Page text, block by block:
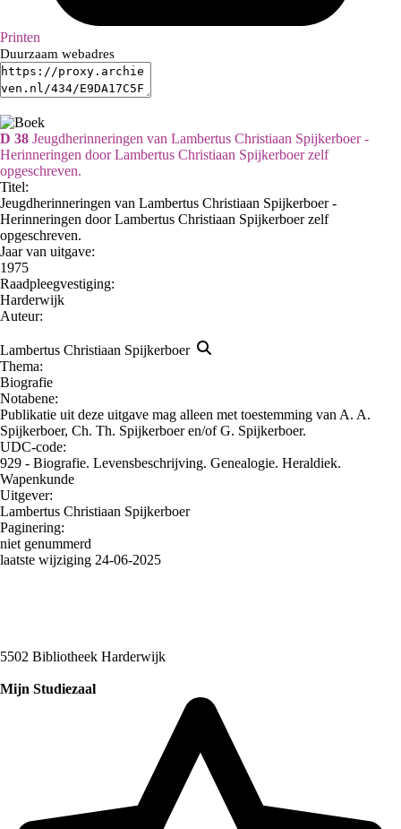
Printen
Duurzaam webadres
D 38 Jeugdherinneringen van Lambertus Christiaan Spijkerboer -
Herinneringen door Lambertus Christiaan Spijkerboer zelf
opgeschreven.
Titel:
Jeugdherinneringen van Lambertus Christiaan Spijkerboer -
Herinneringen door Lambertus Christiaan Spijkerboer zelf
opgeschreven.
Jaar van uitgave:
1975
Raadpleegvestiging:
Harderwijk
Auteur:
Lambertus Christiaan Spijkerboer
Thema:
Biografie
Notabene:
Publikatie uit deze uitgave mag alleen met toestemming van A. A.
Spijkerboer, Ch. Th. Spijkerboer en/of G. Spijkerboer.
UDC-code:
929 - Biografie. Levensbeschrijving. Genealogie. Heraldiek.
Wapenkunde
Uitgever:
Lambertus Christiaan Spijkerboer
Paginering:
niet genummerd
laatste wijziging 24-06-2025
5502 Bibliotheek Harderwijk
Mijn Studiezaal